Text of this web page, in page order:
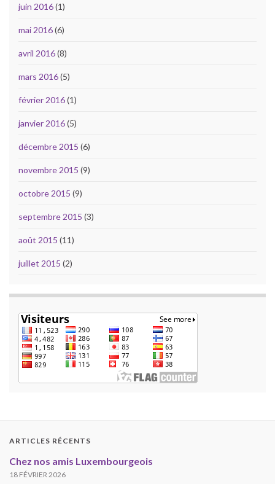
juin 2016(1)
mai 2016(6)
avril 2016(8)
mars 2016(5)
février 2016(1)
janvier 2016(5)
décembre 2015 (6)
novembre 2015 (9)
octobre 2015 (9)
septembre 2015 (3)
août 2015 (11)
juillet 2015 (2)
ARTICLES RÉCENTS
Chez nos amis Luxembourgeois
18 FÉVRIER 2026